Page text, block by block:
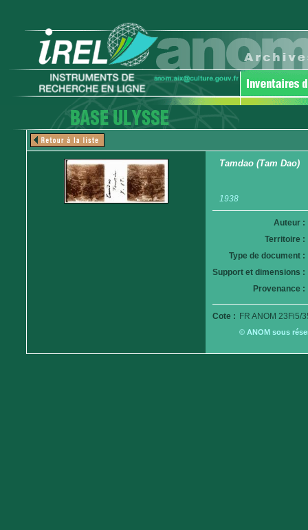
Tamdao (Tam Dao)
1938
Auteur :
Territoire :
Type de document :
Support et dimensions :
Provenance :
Cote : FR ANOM 23Fi5/
© ANOM sous